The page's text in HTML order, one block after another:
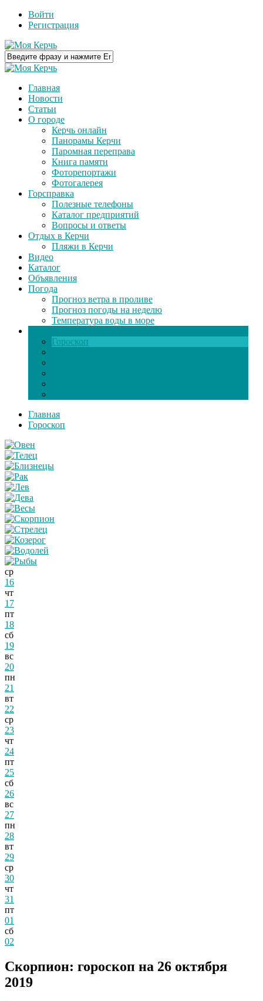
Войти
Регистрация
Главная
Новости
Статьи
О городе
Керчь онлайн
Панорамы Керчи
Паромная переправа
Книга памяти
Фоторепортажи
Фотогалерея
Горсправка
Полезные телефоны
Каталог предприятий
Вопросы и ответы
Отдых в Керчи
Пляжи в Керчи
Видео
Каталог
Объявления
Погода
Прогноз ветра в проливе
Прогноз погоды на неделю
Температура воды в море
Гороскоп
Главная
Гороскоп
ср
16
чт
17
пт
18
сб
19
вс
20
пн
21
вт
22
ср
23
чт
24
пт
25
сб
26
вс
27
пн
28
вт
29
ср
30
чт
31
пт
01
сб
02
Скорпион: гороскоп на 26 октября
2019